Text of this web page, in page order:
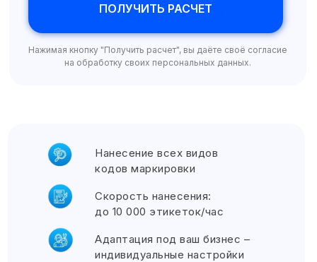
для тары любой формы и размера
Отправить запрос на почту:
ПОЛУЧИТЬ РАСЧЕТ
Нажимая кнопку "Получить расчет", вы даёте своё согласие
на обработку своих персональных данных.
Адаптация под ваш бизнес –
индивидуальные настройки
Скорость нанесения:
до 10 000 этикеток/час
Нанесение всех видов
кодов маркировки